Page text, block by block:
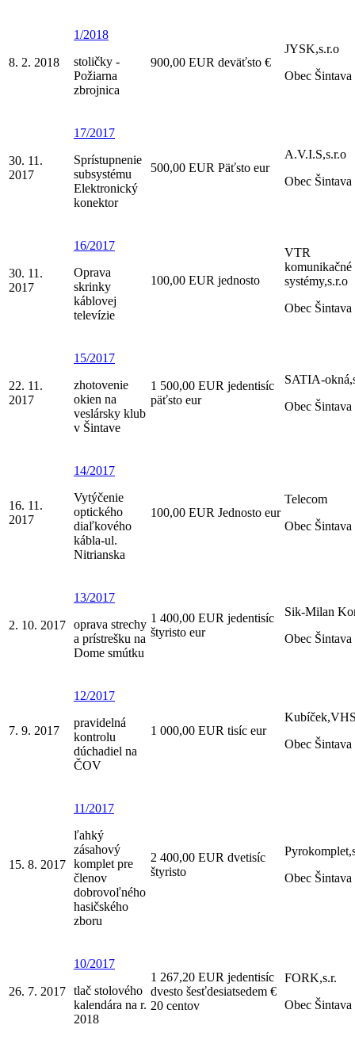
8. 2. 2018
1/2018
stoličky -
Požiarna
zbrojnica
900,00 EUR deväťsto €
JYSK,s.r.o
Obec Šintava
30. 11.
2017
17/2017
Sprístupnenie
subsystému
Elektronický
konektor
500,00 EUR Päťsto eur
A.V.I.S,s.r.o
Obec Šintava
30. 11.
2017
16/2017
Oprava
skrinky
káblovej
televízie
100,00 EUR jednosto
VTR
komunikačné
systémy,s.r.o
Obec Šintava
22. 11.
2017
15/2017
zhotovenie
okien na
veslársky klub
v Šintave
1 500,00 EUR jedentisíc
päťsto eur
SATIA-
Obec Šintava
16. 11.
2017
14/2017
Vytýčenie
optického
diaľkového
kábla-ul.
Nitrianska
100,00 EUR Jednosto eur
Telecom
Obec Šintava
2. 10. 2017
13/2017
oprava strechy
a prístrešku na
Dome smútku
1 400,00 EUR jedentisíc
štyristo eur
Sik-Milan
Obec Šintava
7. 9. 2017
12/2017
pravidelná
kontrolu
dúchadiel na
ČOV
1 000,00 EUR tisíc eur
Obec Šintava
15. 8. 2017
11/2017
ľahký
zásahový
komplet pre
členov
dobrovoľného
hasičského
zboru
2 400,00 EUR dvetisíc
štyristo
Obec Šintava
26. 7. 2017
10/2017
tlač stolového
kalendára na r.
2018
1 267,20 EUR jedentisíc
dvesto šesťdesiatsedem €
20 centov
FORK,s.r.
Obec Šintava